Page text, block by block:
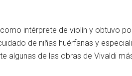
intérprete de violín y obtuvo
de niñas huérfanas y
algunas de las obras de Vivaldi